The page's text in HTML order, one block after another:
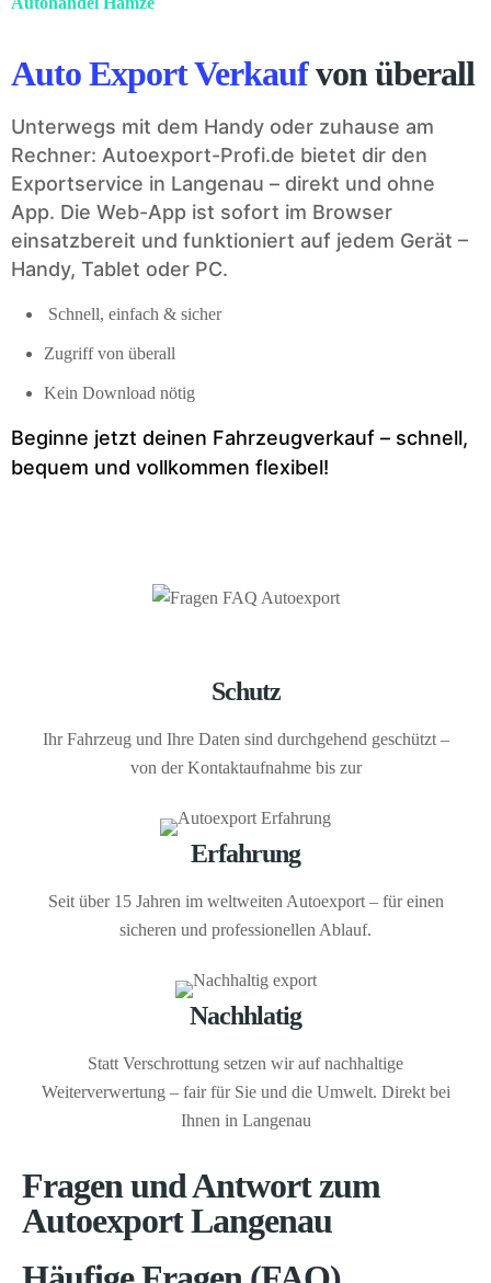
Auto Export Verkaufvon überall
Unterwegs mit dem Handy oder zuhause am
Rechner: Autoexport-Profi.de bietet dir den
Exportservice in Langenau – direkt und ohne
App. Die Web-App ist sofort im Browser
einsatzbereit und funktioniert auf jedem Gerät –
Handy, Tablet oder PC.
Schnell, einfach & sicher
Zugriff von überall
Kein Download nötig
Beginne jetzt deinen Fahrzeugverkauf – schnell,
bequem und vollkommen flexibel!
Fragen und Antwort zum
Autoexport Langenau
Schutz
Ihr Fahrzeug und Ihre Daten sind durchgehend geschützt –
von der Kontaktaufnahme bis zur
Erfahrung
Seit über 15 Jahren im weltweiten Autoexport – für einen
sicheren und professionellen Ablauf.
Nachhlatig
Statt Verschrottung setzen wir auf nachhaltige
Weiterverwertung – fair für Sie und die Umwelt. Direkt bei
Ihnen in Langenau